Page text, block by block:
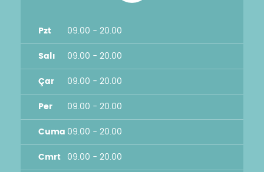
Pzt
09.00 - 20.00
Salı
09.00 - 20.00
Çar
09.00 - 20.00
Per
09.00 - 20.00
Cuma 09.00 - 20.00
Cmrt 09.00 - 20.00